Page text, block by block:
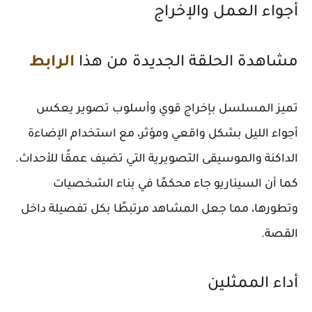
أجواء العمل والإخراج
مشاهدة الحلقة الجديدة من هذا الرابط
تميز المسلسل بإخراج قوي وأسلوب تصوير يعكس
أجواء الليل بشكل واقعي ومؤثر، مع استخدام الإضاءة
الداكنة والموسيقى التصويرية التي تضيف عمقًا للأحداث.
كما أن السيناريو جاء محكمًا في بناء الشخصيات
وتطورها، مما جعل المشاهد مرتبطًا بكل تفصيلة داخل
القصة.
أداء الممثلين